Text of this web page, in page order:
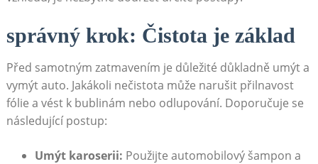
správný krok: Čistota je základ
Před samotným zatmavením je důležité důkladně umýt a
vymýt auto. Jakákoli nečistota může narušit přilnavost
fólie a vést⁤ k bublinám⁤ nebo odlupování. Doporučuje ⁤se
následující postup:
Umýt karoserii: Použijte⁢ automobilový​ šampon a